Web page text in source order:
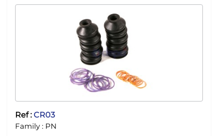
Ref :CR03
Family : PN